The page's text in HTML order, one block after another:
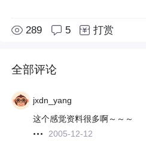
289 5 打赏
全部评论
jxdn_yang
这个感觉资料很多啊～～～
2005-12-12